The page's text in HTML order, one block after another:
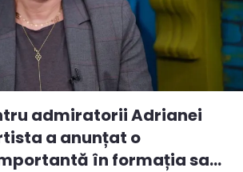
admiratorii Adrianei
a anunțat o
în formația sa...